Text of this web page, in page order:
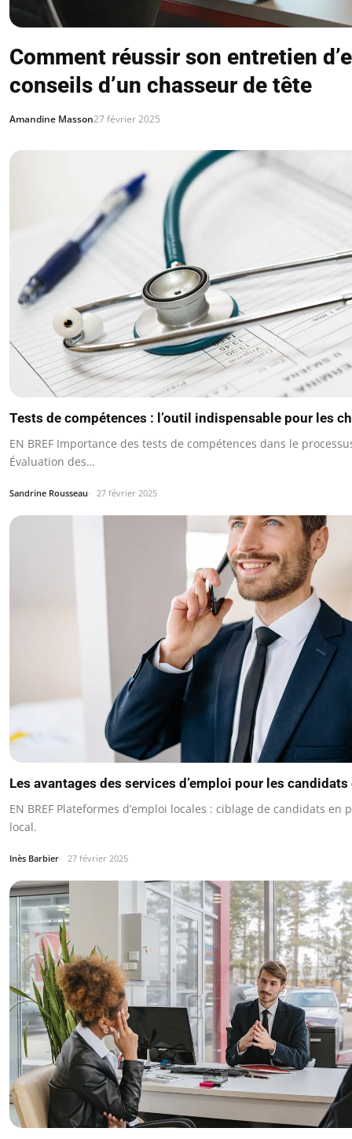
Comment réussir son entretien
conseils d’un chasseur de tête
Amandine Masson27 février 2025
Tests de compétences : l’outil indispensable pour les
EN BREF Importance des tests de compétences dans le
Évaluation des…
Sandrine Rousseau 27 février 2025
Les avantages des services d’emploi pour les
EN BREF Plateformes d’emploi locales : ciblage de candidats en
local.
Inès Barbier 27 février 2025